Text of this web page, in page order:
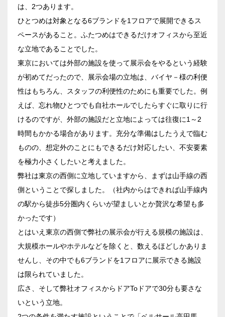
は、2つあります。
ひとつめは対象となる6ブランドを1フロアで展開できるス
ペースがあること。ふたつめはできるだけオフィスから至近
な立地であることでした。
東京においては外部の施設を使って展示会をやるという経験
が初めてだったので、展示会場の立地は、バイヤ－様の利便
性はもちろん、スタッフの利便性のためにも重要でした。例
えば、忘れ物ひとつでも自社ホールでしたらすぐに取りに行
けるのですが、外部の施設だと立地によっては往復に1～2
時間もかかる場合があります。充分な準備はしたうえで臨む
ものの、想定外のことにもできるだけ対応したい、不安要素
を極力小さくしたいと考えました。
弊社は東京の西側に立地していますから、まずは山手線の西
側ということで探しました。（社内からはできれば山手線内
の駅から徒歩5分圏内くらいが望ましいとか贅沢な希望も多
かったです）
とはいえ東京の西側で弊社の展示会が行える規模の施設は、
大規模ホールやホテルなどを除くと、数えるほどしかありま
せんし、その中でも6ブランドを1フロアに展示できる施設
は限られていました。
広さ、そして弊社オフィスからドアToドアで30分も要さな
いという立地。
新宿住友スカイルーム
ベルサール新宿セントラルパーク
ベルサール西新宿
ベルサール高田馬場
ベルサール半蔵門
ベルサール飯田橋駅前
ベルサール飯田橋ファースト
ベルサール神保町アネックス
ベルサール神保町
ベルサール九段
渋谷エリア
ベルサール渋谷ファースト
ベルサール渋谷ガーデン
六本木・虎ノ門エリア
ベルサール虎ノ門
泉ガーデンギャラリー
ベルサール六本木グランドコンファレンスセンター
ベルサール六本木
汐留・御成門・芝公園エリア
ベルサール芝公園
ベルサール御成門タワー
有明・羽田エリア
東京ガーデンシアター
ベルサール有明コンファレンスセンター
ベルサール羽田空港
日時
日付／開始・終了時間から選ぶ
時間単位で選ぶ
人数／レイアウト※複数選択可能
スクール
2名掛け
3名掛け
形式